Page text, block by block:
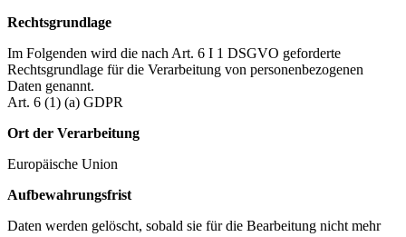
Rechtsgrundlage
Im Folgenden wird die nach Art. 6 I 1 DSGVO geforderte
Rechtsgrundlage für die Verarbeitung von personenbezogenen
Daten genannt.
Art. 6 (1) (a) GDPR
Ort der Verarbeitung
Europäische Union
Aufbewahrungsfrist
Daten werden gelöscht, sobald sie für die Bearbeitung nicht mehr